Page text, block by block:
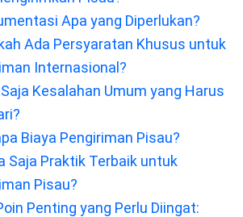
Apa yang Diperlukan?
Ada Persyaratan Khusus untuk
Internasional?
Kesalahan Umum yang Harus
Biaya Pengiriman Pisau?
Saja Praktik Terbaik untuk
Pisau?
Penting yang Perlu Diingat: